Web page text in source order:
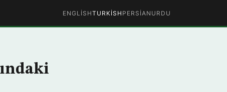
ENGLISHTURKISH PERSIAN URDU